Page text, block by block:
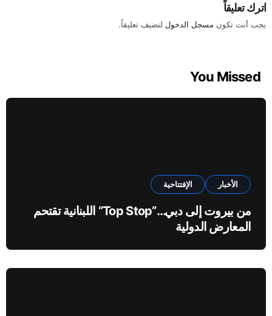
اترك تعليقاً
يجب أنت تكون مسجل الدخول لتضيف تعليقاً.
You Missed
الأخبار الإفتتاحية
من بيروت إلى دبي…”Top Stop” اللبنانية تقتحم
المعارض الدولية